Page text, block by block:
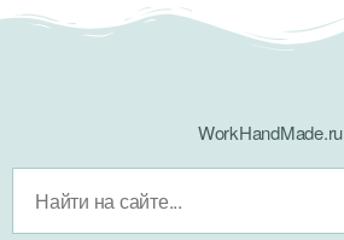
WorkHandMade.ru